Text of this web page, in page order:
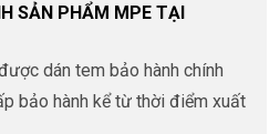
SẢN PHẨM MPE TẠI
dán tem bảo hành chính
bảo hành kể từ thời điểm xuất